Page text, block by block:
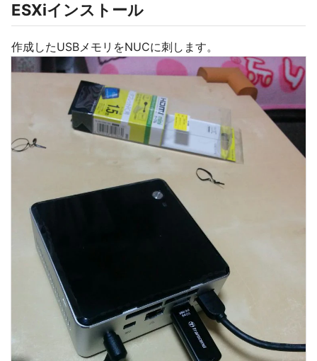
ESXiインストール
作成したUSBメモリをNUCに刺します。